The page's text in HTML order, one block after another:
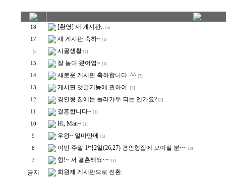
18 [환영] 새 게시판.. [1]
17 새 게시판 축하~ [1]
시골생활 [1]
15 잘 놀다 왔어염~ [1]
14 새로운 게시판 축하합니다. ^^ [3]
13 게시판 댓글기능에 관하여. [1]
12 경인형 집에는 놀러가두 되는 덴가요? [1]
11 결혼합니다~ [1]
10 Hi, Man~ [1]
9 우왕~ 얼마만에 [1]
8 이번 주말 1박2일(26,27) 경인형집에 모이실 분~~ [3]
7 형!~ 저 결혼해요~~ [1]
공지 회원제 게시판으로 전환.